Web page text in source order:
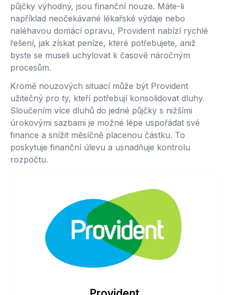
půjčky výhodný, jsou finanční nouze. Máte-li
například neočekávané lékařské výdaje nebo
naléhavou domácí opravu, Provident nabízí rychlé
řešení, jak získat peníze, které potřebujete, aniž
byste se museli uchylovat k časově náročným
procesům.
Kromě nouzových situací může být Provident
užitečný pro ty, kteří potřebují konsolidovat dluhy.
Sloučením více dluhů do jedné půjčky s nižšími
úrokovými sazbami je možné lépe uspořádat své
finance a snížit měsíčně placenou částku. To
poskytuje finanční úlevu a usnadňuje kontrolu
rozpočtu.